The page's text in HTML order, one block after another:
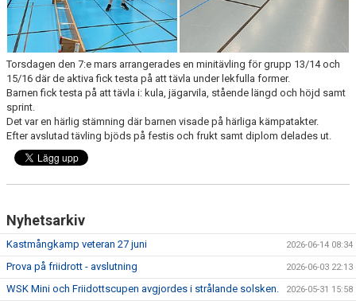
Torsdagen den 7:e mars arrangerades en minitävling för grupp 13/14 och
15/16 där de aktiva fick testa på att tävla under lekfulla former.
Barnen fick testa på att tävla i: kula, jägarvila, stående längd och höjd samt
sprint.
Det var en härlig stämning där barnen visade på härliga kämpatakter.
Efter avslutad tävling bjöds på festis och frukt samt diplom delades ut.
Nyhetsarkiv
Kastmångkamp veteran 27 juni 2026-06-14 08:34
Prova på friidrott - avslutning 2026-06-03 22:13
WSK Mini och Friidottscupen avgjordes i strålande solsken. 2026-05-31 15:58